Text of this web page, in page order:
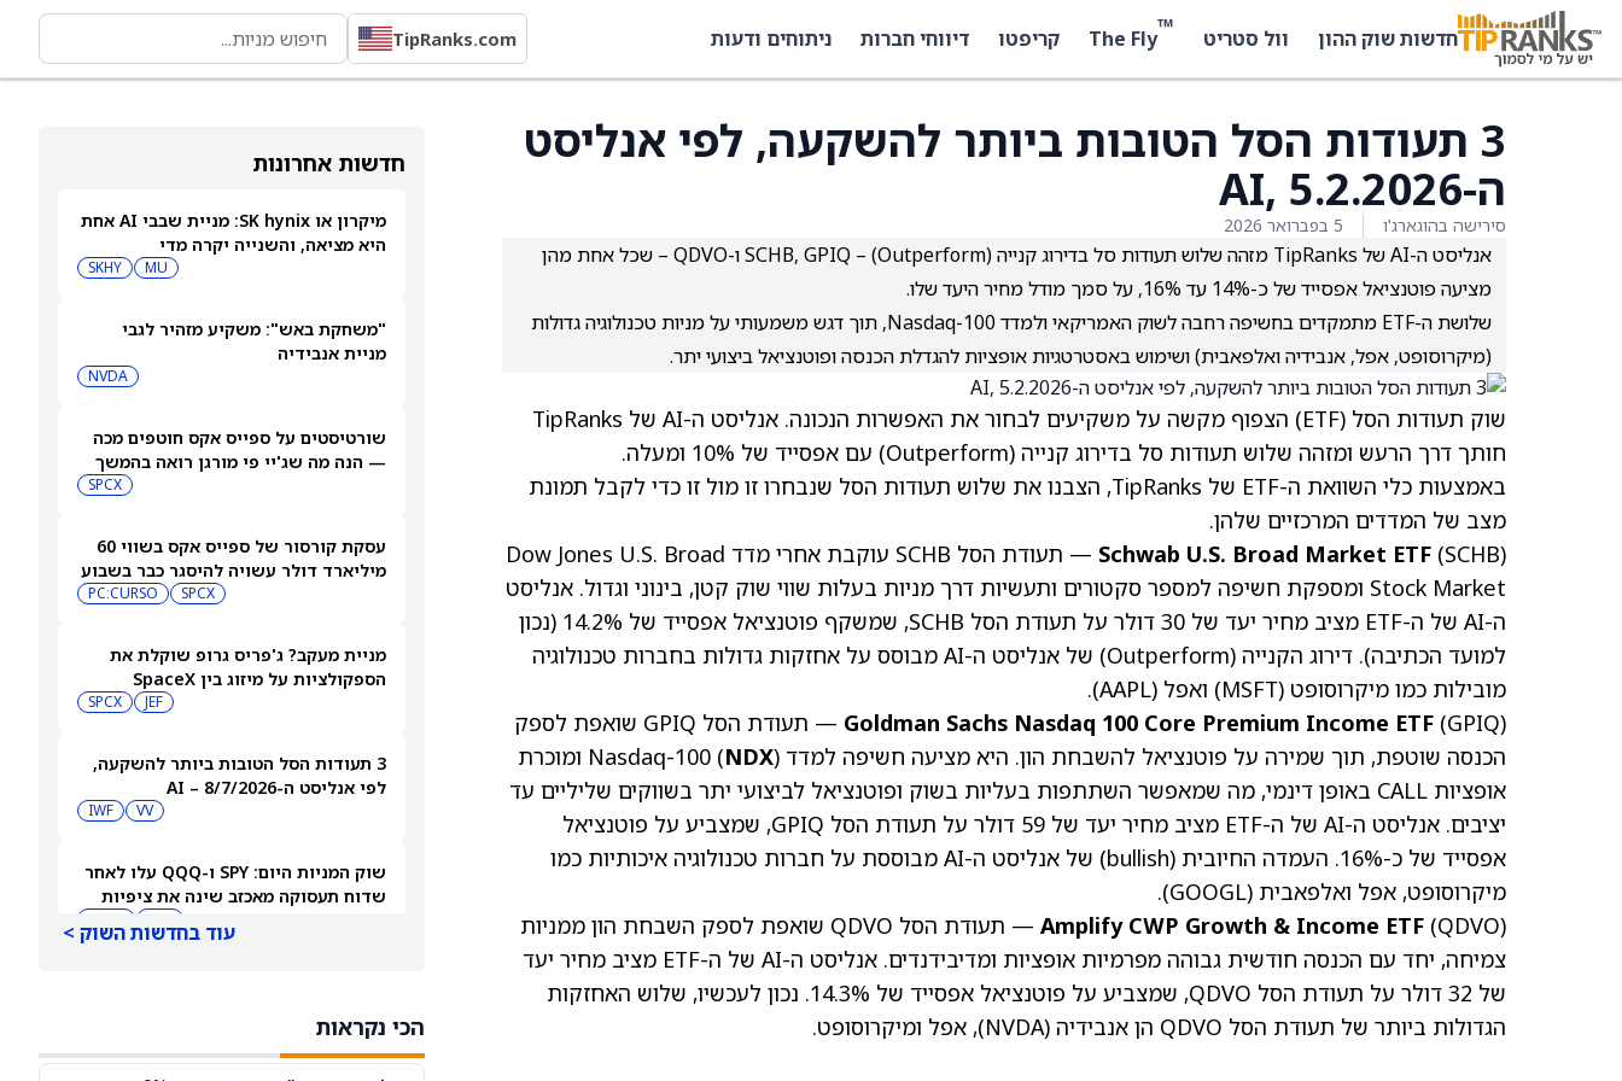
חדשות שוק ההון וול סטריט ™
The Fly קריפטו דיווחי חברות ניתוחים ודעות TipRanks.com
חדשות אחרונות
מיקרון או SK hynix: מניית שבבי AI אחת
היא מציאה, והשנייה יקרה מדי
MU
SKHY
"משחקת באש": משקיע מזהיר לגבי
מניית אנבידיה
NVDA
שורטיסטים על ספייס אקס חוטפים מכה
— הנה מה שג'יי פי מורגן רואה בהמשך
SPCX
עסקת קורסור של ספייס אקס בשווי 60
מיליארד דולר עשויה להיסגר כבר בשבוע
SPCX
PC:CURSO
מניית מעקב? ג'פריס גרופ שוקלת את
הספקולציות על מיזוג בין SpaceX
JEF
SPCX
3 תעודות הסל הטובות ביותר להשקעה,
לפי אנליסט ה-AI – 8/7/2026
VV
IWF
שוק המניות היום: SPY ו-QQQ עלו לאחר
שדוח תעסוקה מאכזב שינה את ציפיות
עוד בחדשות השוק >
הכי נקראות
3 תעודות הסל הטובות ביותר להשקעה, לפי אנליסט
ה-AI, 5.2.2026
סירישה בהוגארג'ו 5 בפברואר 2026
אנליסט ה-AI של TipRanks מזהה שלוש תעודות סל בדירוג קנייה (Outperform) – SCHB, GPIQ ו-QDVO – שכל אחת מהן
מציעה פוטנציאל אפסייד של כ-14% עד 16%, על סמך מודל מחיר היעד שלו.
שלושת ה-ETF מתמקדים בחשיפה רחבה לשוק האמריקאי ולמדד Nasdaq-100, תוך דגש משמעותי על מניות טכנולוגיה גדולות
(מיקרוסופט, אפל, אנבידיה ואלפאבית) ושימוש באסטרטגיות אופציות להגדלת הכנסה ופוטנציאל ביצועי יתר.
שוק תעודות הסל (ETF) הצפוף מקשה על משקיעים לבחור את האפשרות הנכונה. אנליסט ה-AI של TipRanks
חותך דרך הרעש ומזהה שלוש תעודות סל בדירוג קנייה (Outperform) עם אפסייד של 10% ומעלה.
באמצעות כלי השוואת ה-ETF של TipRanks, הצבנו את שלוש תעודות הסל שנבחרו זו מול זו כדי לקבל תמונת
מצב של המדדים המרכזיים שלהן.
Schwab U.S. Broad Market ETF
(SCHB) — תעודת הסל SCHB עוקבת אחרי מדד Dow Jones U.S. Broad
Stock Market ומספקת חשיפה למספר סקטורים ותעשיות דרך מניות בעלות שווי שוק קטן, בינוני וגדול. אנליסט
ה-AI של ה-ETF מציב מחיר יעד של 30 דולר על תעודת הסל SCHB, שמשקף פוטנציאל אפסייד של 14.2% (נכון
למועד הכתיבה). דירוג הקנייה (Outperform) של אנליסט ה-AI מבוסס על אחזקות גדולות בחברות טכנולוגיה
מובילות כמו מיקרוסופט (MSFT) ואפל (AAPL)
.
Goldman Sachs Nasdaq 100 Core Premium Income ETF
(GPIQ) — תעודת הסל GPIQ שואפת לספק
הכנסה שוטפת, תוך שמירה על פוטנציאל להשבחת הון. היא מציעה חשיפה למדד Nasdaq-100 ( NDX
) ומוכרת
אופציות CALL באופן דינמי, מה שמאפשר השתתפות בעליות בשוק ופוטנציאל לביצועי יתר בשווקים שליליים עד
יציבים. אנליסט ה-AI של ה-ETF מציב מחיר יעד של 59 דולר על תעודת הסל GPIQ, שמצביע על פוטנציאל
אפסייד של כ-16%. העמדה החיובית (bullish) של אנליסט ה-AI מבוססת על חברות טכנולוגיה איכותיות כמו
מיקרוסופט, אפל ואלפאבית (GOOGL)
.
Amplify CWP Growth & Income ETF
(QDVO) — תעודת הסל QDVO שואפת לספק השבחת הון ממניות
צמיחה, יחד עם הכנסה חודשית גבוהה מפרמיות אופציות ומדיבידנדים. אנליסט ה-AI של ה-ETF מציב מחיר יעד
של 32 דולר על תעודת הסל QDVO, שמצביע על פוטנציאל אפסייד של 14.3%. נכון לעכשיו, שלוש האחזקות
הגדולות ביותר של תעודת הסל QDVO הן אנבידיה
(NVDA) , אפל ומיקרוסופט.